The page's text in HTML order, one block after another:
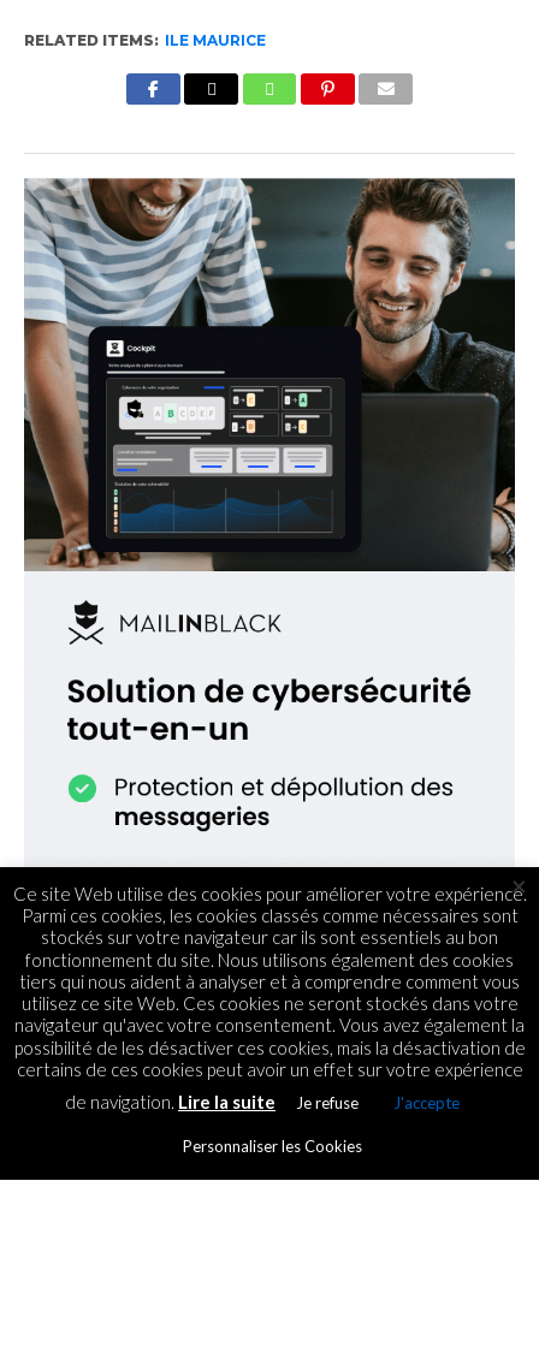
RELATED ITEMS: ILE MAURICE
Ce site Web utilise des cookies pour améliorer votre expérience.
Parmi ces cookies, les cookies classés comme nécessaires sont
stockés sur votre navigateur car ils sont essentiels au bon
fonctionnement du site. Nous utilisons également des cookies
tiers qui nous aident à analyser et à comprendre comment vous
utilisez ce site Web. Ces cookies ne seront stockés dans votre
navigateur qu'avec votre consentement. Vous avez également la
possibilité de les désactiver ces cookies, mais la désactivation de
certains de ces cookies peut avoir un effet sur votre expérience
de navigation. Lire la suite Je refuse J'accepte
Personnaliser les Cookies
×